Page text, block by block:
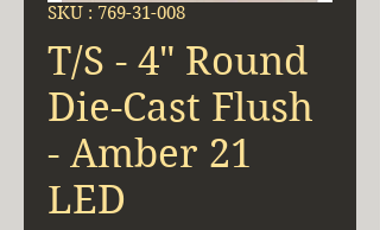
SKU : 769-31-008
T/S - 4" Round
Die-Cast Flush
- Amber 21
LED